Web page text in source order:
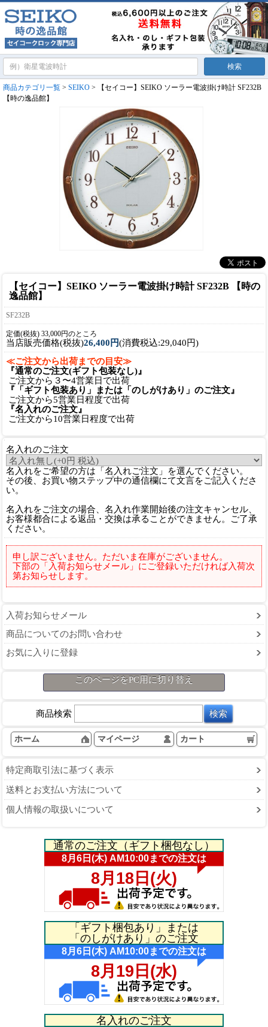
商品カテゴリ一覧 > SEIKO > 【セイコー】SEIKO ソーラー電波掛け時計 SF232B
【時の逸品館】
【セイコー】SEIKO ソーラー電波掛け時計 SF232B 【時の
逸品館】
SF232B
定価(税抜) 33,000円のところ
当店販売価格(税抜)26,400円(消費税込:29,040円)
≪ご注文から出荷までの目安≫
『通常のご注文(ギフト包装なし)』
ご注文から３〜4営業日で出荷
『「ギフト包装あり」または「のしがけあり」のご注文』
ご注文から5営業日程度で出荷
『名入れのご注文』
ご注文から10営業日程度で出荷
名入れのご注文
名入れをご希望の方は「名入れご注文」を選んでください。
その後、お買い物ステップ中の通信欄にて文言をご記入くださ
い。
名入れをご注文の場合、名入れ作業開始後の注文キャンセル、
お客様都合による返品・交換は承ることができません。ご了承
ください。
申し訳ございません。ただいま在庫がございません。
下部の「入荷お知らせメール」にご登録いただければ入荷次
第お知らせします。
入荷お知らせメール
商品についてのお問い合わせ
お気に入りに登録
このページをPC用に切り替え
商品検索
ホーム マイページ カート
特定商取引法に基づく表示
送料とお支払い方法について
個人情報の取扱いについて
通常のご注文（ギフト梱包なし）
「ギフト梱包あり」または
「のしがけあり」のご注文
名入れのご注文